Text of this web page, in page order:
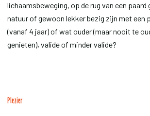
lichaamsbeweging, op de rug van een paard
natuur of gewoon lekker bezig zijn met een
(vanaf 4 jaar) of wat ouder (maar nooit te
genieten), valide of minder valide?
Plezier